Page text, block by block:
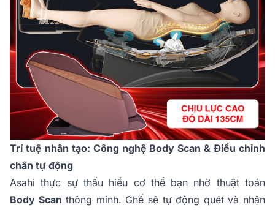
Trí tuệ nhân tạo: Công nghệ Body Scan & Điều chỉnh
chân tự động
Asahi thực sự thấu hiểu cơ thể bạn nhờ thuật toán
Body Scan thông minh. Ghế sẽ tự động quét và nhận